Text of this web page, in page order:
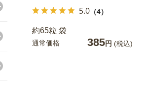
5.0 （4）
約65粒 袋
通常価格 385円 (税込)